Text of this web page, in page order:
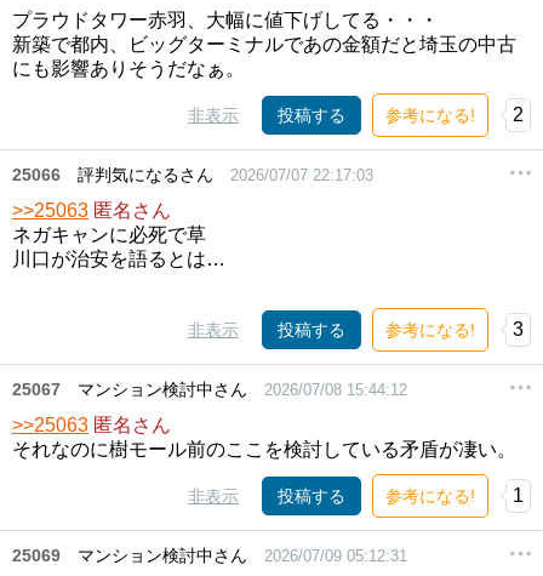
プラウドタワー赤羽、大幅に値下げしてる・・・
新築で都内、ビッグターミナルであの金額だと埼玉の中古
にも影響ありそうだなぁ。
非表示 投稿する 参考になる! 2
25066 評判気になるさん 2026/07/07 22:17:03
>>25063 匿名さん
ネガキャンに必死で草
川口が治安を語るとは…
非表示 投稿する 参考になる! 3
25067 マンション検討中さん 2026/07/08 15:44:12
>>25063 匿名さん
それなのに樹モール前のここを検討している矛盾が凄い。
非表示 投稿する 参考になる! 1
25069 マンション検討中さん 2026/07/09 05:12:31